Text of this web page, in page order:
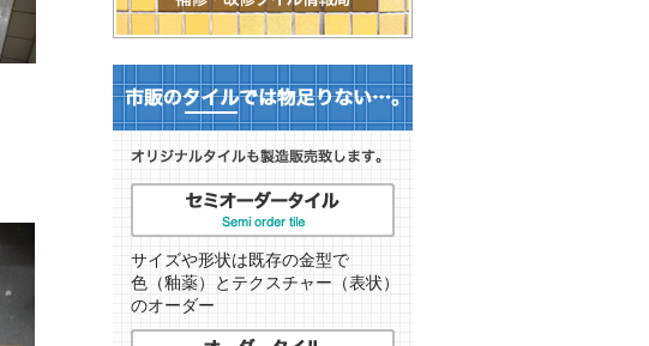
サイズや形状は既存の金型で
色（釉薬）とテクスチャー（表状）
のオーダー